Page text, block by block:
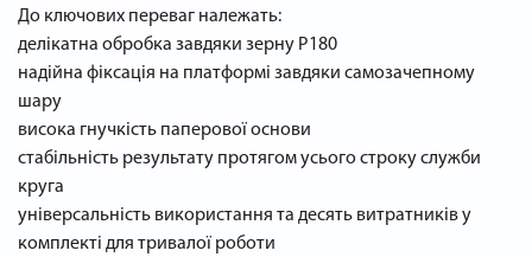
До ключових переваг належать:
делікатна обробка завдяки зерну P180
надійна фіксація на платформі завдяки самозачепному
шару
висока гнучкість паперової основи
стабільність результату протягом усього строку служби
круга
універсальність використання та десять витратників у
комплекті для тривалої роботи